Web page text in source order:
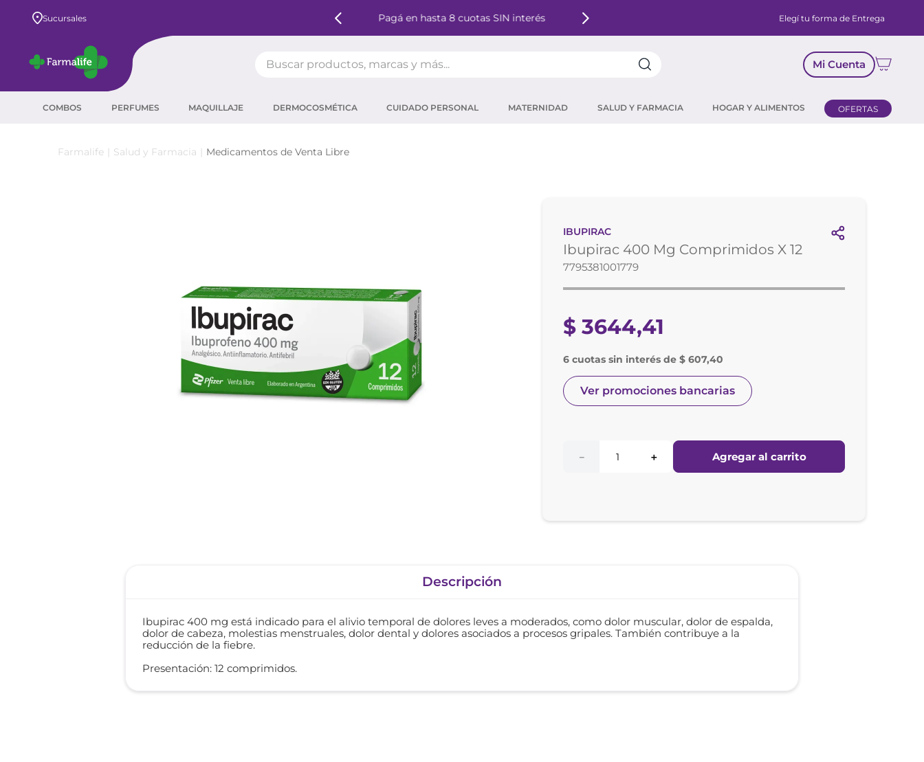
Sucursales Pagá en hasta 8 cuotas SIN interés Elegí tu forma de Entrega
Mi Cuenta
COMBOS PERFUMES MAQUILLAJE DERMOCOSMÉTICA CUIDADO PERSONAL MATERNIDAD SALUD Y FARMACIA HOGAR Y ALIMENTOS OFERTAS
Salud y Farmacia Medicamentos de Venta Libre
IBUPIRAC
Ibupirac 400 Mg Comprimidos X 12
7795381001779
$ 3644,41
6 cuotas sin interés de $ 607,40
Ver promociones bancarias
＋
－ Agregar al carrito
Descripción
Ibupirac 400 mg está indicado para el alivio temporal de dolores leves a moderados, como dolor muscular, dolor de espalda,
dolor de cabeza, molestias menstruales, dolor dental y dolores asociados a procesos gripales. También contribuye a la
reducción de la fiebre.
Presentación: 12 comprimidos.
máscara pestañas